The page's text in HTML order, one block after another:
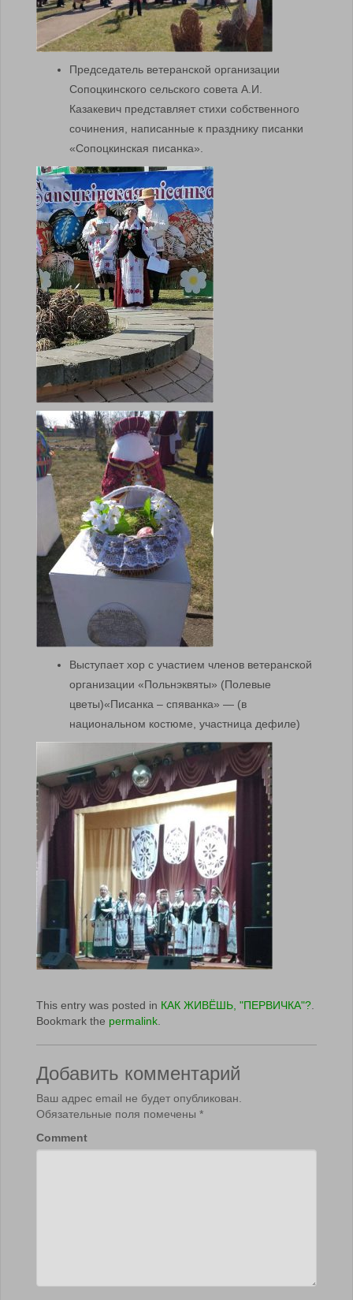
Председатель ветеранской организации
Сопоцкинского сельского совета А.И.
Казакевич представляет стихи собственного
сочинения, написанные к празднику писанки
«Сопоцкинская писанка».
Выступает хор с участием членов ветеранской
организации «Польнэквяты» (Полевые
цветы)«Писанка – спяванка» — (в
национальном костюме, участница дефиле)
This entry was posted in КАК ЖИВЁШЬ, "ПЕРВИЧКА"?
Bookmark the permalink
Добавить комментарий
Ваш адрес email не будет опубликован.
Обязательные поля помечены *
Comment